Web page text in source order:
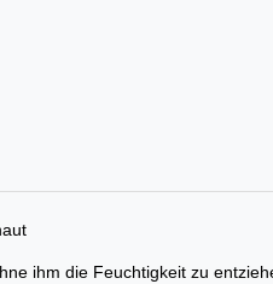
ihm die Feuchtigkeit zu